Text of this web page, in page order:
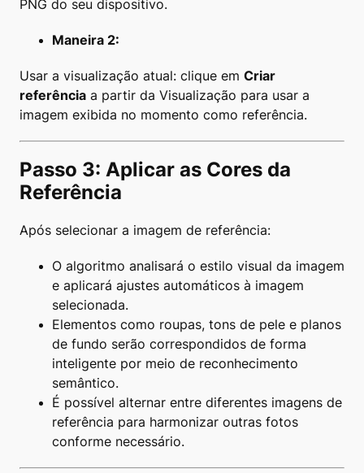
PNG do seu dispositivo.
Maneira 2:
Usar a visualização atual: clique em Criar
referência a partir da Visualização para usar a
imagem exibida no momento como referência.
Passo 3: Aplicar as Cores da
Referência
Após selecionar a imagem de referência:
O algoritmo analisará o estilo visual da imagem
e aplicará ajustes automáticos à imagem
selecionada.
Elementos como roupas, tons de pele e planos
de fundo serão correspondidos de forma
inteligente por meio de reconhecimento
semântico.
É possível alternar entre diferentes imagens de
referência para harmonizar outras fotos
conforme necessário.